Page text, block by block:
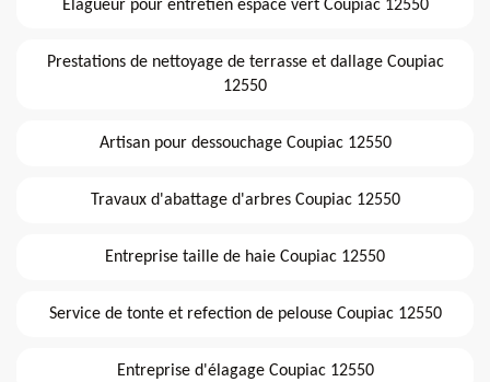
Elagueur pour entretien espace vert Coupiac 12550
Prestations de nettoyage de terrasse et dallage Coupiac
12550
Artisan pour dessouchage Coupiac 12550
Travaux d'abattage d'arbres Coupiac 12550
Entreprise taille de haie Coupiac 12550
Service de tonte et refection de pelouse Coupiac 12550
Entreprise d'élagage Coupiac 12550